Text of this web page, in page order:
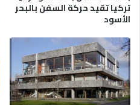
تركيا تقيد حركة السفن بالبحر
الأسود